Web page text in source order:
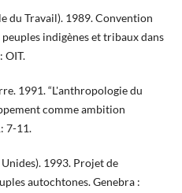
du Travail). 1989. Convention
indigènes et tribaux dans
OIT.
1991. “L'anthropologie du
comme ambition
7-11.
1993. Projet de
autochtones. Genebra :